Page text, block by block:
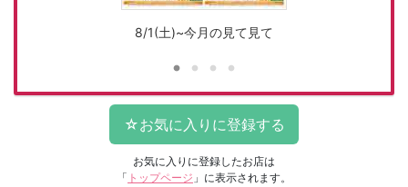
8/1(土)~今月の見て見て
お気に入りに登録したお店は
「 トップページ 」に表示されます。